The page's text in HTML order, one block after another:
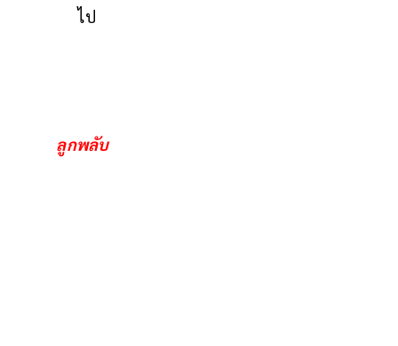
ไป
ลูกพลับ